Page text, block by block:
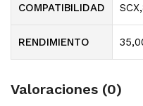
COMPATIBILIDAD
RENDIMIENTO
Valoraciones (0)